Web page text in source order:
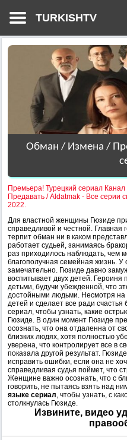
TURKISHTV
Обман / Измена /
Премьера! Турецкий сериал
Предавать / Aldatmak - Все серии
2022.
Для властной женщины Гюзиде
справедливой и честной. Главная
терпит обман ни в каком
работает судьей, занимаясь
раз приходилось наблюдать, чем
благополучная семейная жизнь. У
замечательно. Гюзиде давно
воспитывает двух детей. Героиня
детьми, будучи убежденной, что
достойными людьми. Несмотря на
детей и сделает все ради
сериал, чтобы узнать, какие
Гюзиде. В один момент Гюзиде
осознать, что она отдаленна от
близких людях, хотя полностью
уверена, что контролирует все в
показала другой результат.
исправить ошибки, если она не
справедливая судья поймет, что
Женщине важно осознать, что с
говорить, не пытаясь взять над
языке сериал, чтобы узнать, с
столкнулась Гюзиде.
Извините, видео